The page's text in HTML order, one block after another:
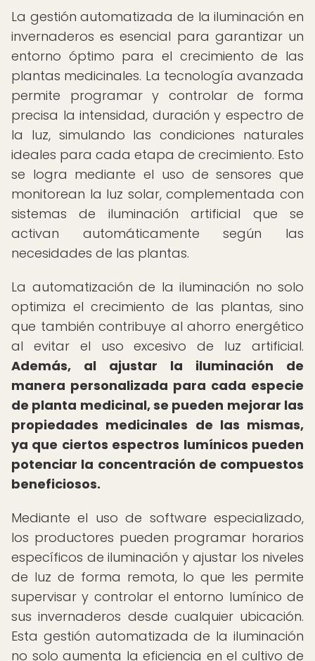
La gestión automatizada de la iluminación en
invernaderos es esencial para garantizar un
entorno óptimo para el crecimiento de las
plantas medicinales. La tecnología avanzada
permite programar y controlar de forma
precisa la intensidad, duración y espectro de
la luz, simulando las condiciones naturales
ideales para cada etapa de crecimiento. Esto
se logra mediante el uso de sensores que
monitorean la luz solar, complementada con
sistemas de iluminación artificial que se
activan automáticamente según las
necesidades de las plantas.
La automatización de la iluminación no solo
optimiza el crecimiento de las plantas, sino
que también contribuye al ahorro energético
al evitar el uso excesivo de luz artificial.
Además, al ajustar la iluminación de
manera personalizada para cada especie
de planta medicinal, se pueden mejorar las
propiedades medicinales de las mismas,
ya que ciertos espectros lumínicos pueden
potenciar la concentración de compuestos
beneficiosos.
Mediante el uso de software especializado,
los productores pueden programar horarios
específicos de iluminación y ajustar los niveles
de luz de forma remota, lo que les permite
supervisar y controlar el entorno lumínico de
sus invernaderos desde cualquier ubicación.
Esta gestión automatizada de la iluminación
no solo aumenta la eficiencia en el cultivo de